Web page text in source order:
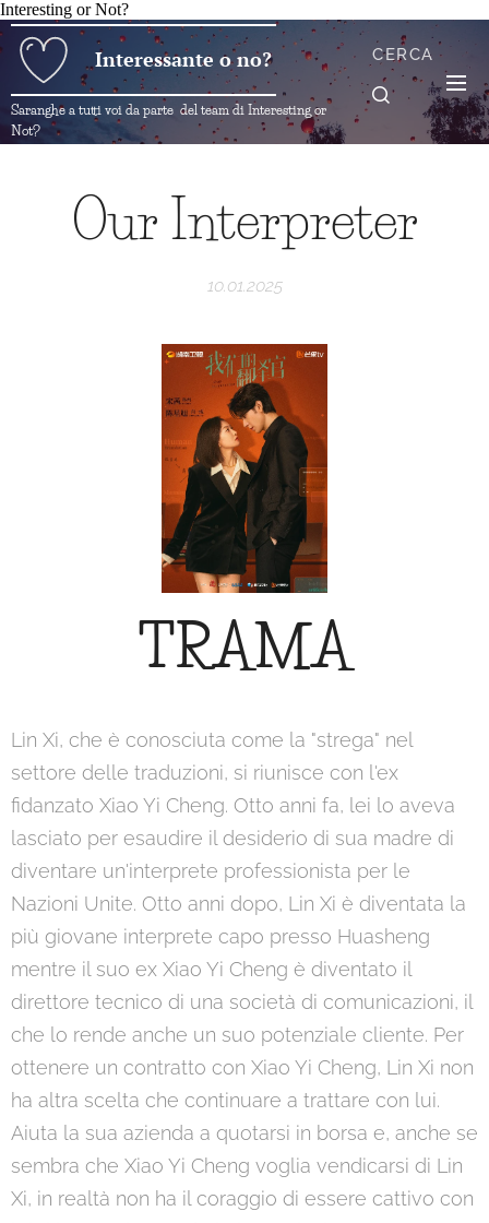
Interesting or Not?
Interessante o no?
Saranghe a tutti voi da parte del team di Interesting or
Not?
CERCA
Our Interpreter
10.01.2025
TRAMA
Lin Xi, che è conosciuta come la "strega" nel
settore delle traduzioni, si riunisce con l'ex
fidanzato Xiao Yi Cheng. Otto anni fa, lei lo aveva
lasciato per esaudire il desiderio di sua madre di
diventare un'interprete professionista per le
Nazioni Unite. Otto anni dopo, Lin Xi è diventata la
più giovane interprete capo presso Huasheng
mentre il suo ex Xiao Yi Cheng è diventato il
direttore tecnico di una società di comunicazioni, il
che lo rende anche un suo potenziale cliente. Per
ottenere un contratto con Xiao Yi Cheng, Lin Xi non
ha altra scelta che continuare a trattare con lui.
Aiuta la sua azienda a quotarsi in borsa e, anche se
sembra che Xiao Yi Cheng voglia vendicarsi di Lin
Xi, in realtà non ha il coraggio di essere cattivo con